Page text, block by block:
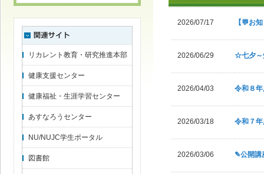
リカレント教育・研究推進本部
健康支援センター
健康福祉・生涯学習センター
あすなろうセンター
NU/NUJC学生ポータル
図書館
2026/07/17 【💬お
2026/06/29 ☆七夕～
2026/04/03 令和８
2026/03/18 令和７
2026/03/06 ✎公開講